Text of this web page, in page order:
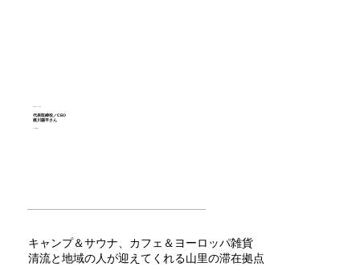
代表取締役／CEO
梶川陽平さん
キャンプ＆サウナ、カフェ＆ヨーロッパ雑貨
清流と地域の人が迎えてくれる山里の滞在拠点